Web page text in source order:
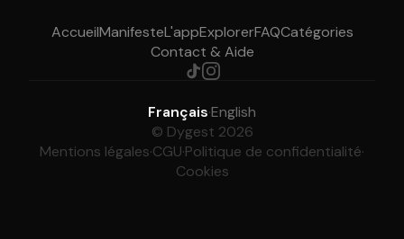
AccueilManifesteL'appExplorerFAQCatégories
Contact & Aide
Français·English
© Dygest 2026
Mentions légales·CGU·Politique de confidentialité·
Cookies